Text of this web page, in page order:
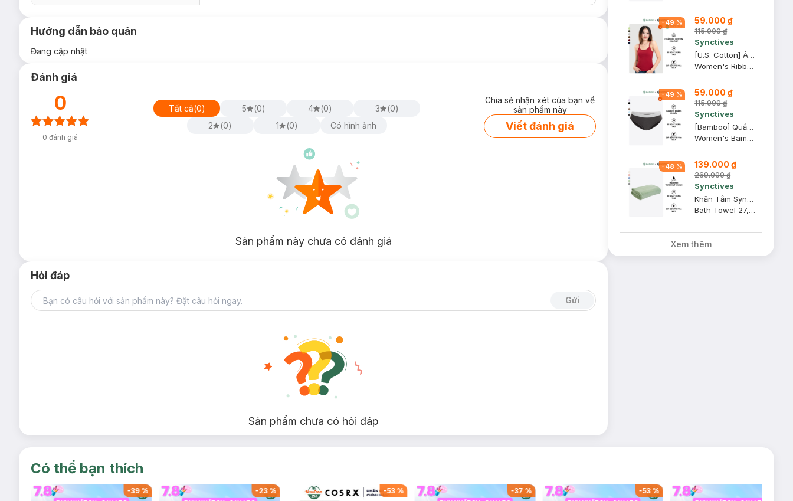
Hướng dẫn bảo quản
Đang cập nhật
Đánh giá
0
0 đánh giá
Tất cả(0) 5 (0) 4 (0) 3 (0)
2
(0) 1 (0) Có hình ảnh
Chia sẻ nhận xét của bạn về
sản phẩm này
Viết đánh giá
Sản phẩm này chưa có đánh giá
Hỏi đáp
Gửi
Sản phẩm chưa có hỏi đáp
-49 % 59.000 ₫
115.000 ₫
Synctives
[U.S. Cotton] Áo Hai Dây Nữ Synctives Slim Fit, Đỏ Samba, L - CWCA0005
Women's Ribbed Fitted Cami Top
-49 % 59.000 ₫
115.000 ₫
Synctives
[Bamboo] Quần Lót Nữ Synctives Dáng Bikini, Ghi Đậm, XL - CWPT0008
Women's Bamboo Bikini Panties
-48 % 139.000 ₫
269.000 ₫
Synctives
Khăn Tắm Synctives 70x140 cm, Xanh Bạc Hà - HTBT0001
Bath Towel 27,5 x 55,1 Inches
Xem thêm
Có thể bạn thích
-39% -23% -53% -37 % -53%